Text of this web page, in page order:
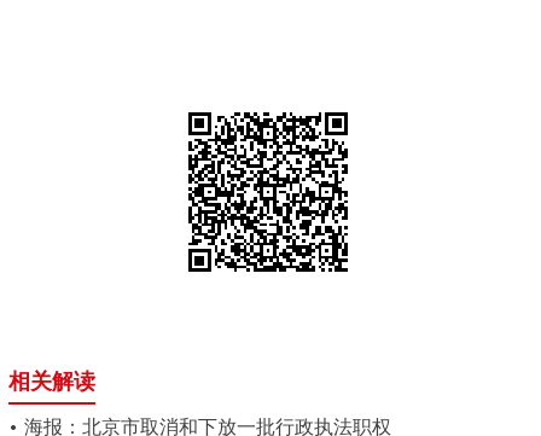
相关解读
海报：北京市取消和下放一批行政执法职权